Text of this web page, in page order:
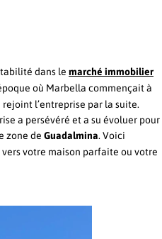
dans le marché immobilier
où Marbella commençait à
l’entreprise par la suite.
a persévéré et a su évoluer pour
zone de Guadalmina. Voici
vers votre maison parfaite ou votre